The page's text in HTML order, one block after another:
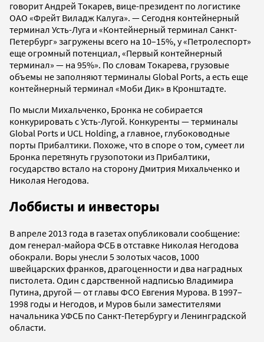
говорит Андрей Токарев, вице-президент по логистике
ОАО «Фрейт Виладж Калуга». — Сегодня контейнерный
терминал Усть-Луга и «Контейнерный терминал Санкт-
Петербург» загружены всего на 10–15%, у «Петролеспорт»
еще огромный потенциал, «Первый контейнерный
терминал» — на 95%». По словам Токарева, грузовые
объемы не заполняют терминалы Global Ports, а есть еще
контейнерный терминал «Моби Дик» в Кронштадте.
По мысли Михальченко, Бронка не собирается
конкурировать с Усть-Лугой. Конкуренты — терминалы
Global Ports и UCL Holding, а главное, глубоководные
порты Прибалтики. Похоже, что в споре о том, сумеет ли
Бронка перетянуть грузопотоки из Прибалтики,
государство встало на сторону Дмитрия Михальченко и
Николая Негодова.
Лоббисты и инвесторы
В апреле 2013 года в газетах опубликовали сообщение:
дом генерал-майора ФСБ в отставке Николая Негодова
обокрали. Воры унесли 5 золотых часов, 1000
швейцарских франков, драгоценности и два наградных
пистолета. Один с дарственной надписью Владимира
Путина, другой — от главы ФСО Евгения Мурова. В 1997–
1998 годы и Негодов, и Муров были заместителями
начальника УФСБ по Санкт-Петербургу и Ленинградской
области.